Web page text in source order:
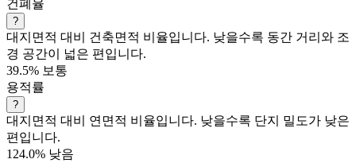
건폐율
?
대지면적 대비 건축면적 비율입니다. 낮을수록 동간 거리와 조
경 공간이 넓은 편입니다.
39.5% 보통
용적률
?
대지면적 대비 연면적 비율입니다. 낮을수록 단지 밀도가 낮은
편입니다.
124.0% 낮음